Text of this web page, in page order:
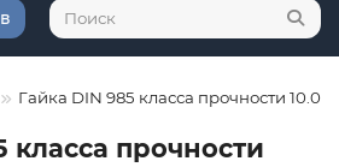
Гайка DIN 985 класса прочности 10.0
класса прочности